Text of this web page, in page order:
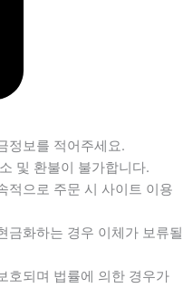
정보를 적어주세요.
및 환불이 불가합니다.
적으로 주문 시 사이트 이용
금화하는 경우 이체가 보류될
호되며 법률에 의한 경우가